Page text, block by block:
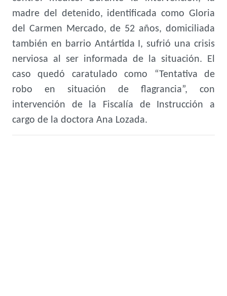
madre del detenido, identificada como Gloria
del Carmen Mercado, de 52 años, domiciliada
también en barrio Antártida I, sufrió una crisis
nerviosa al ser informada de la situación. El
caso quedó caratulado como “Tentativa de
robo en situación de flagrancia”, con
intervención de la Fiscalía de Instrucción a
cargo de la doctora Ana Lozada.